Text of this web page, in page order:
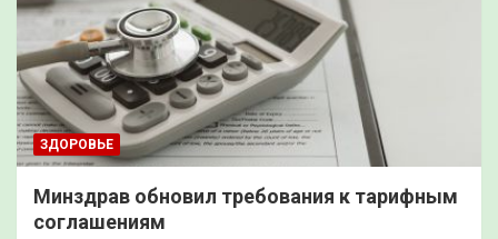
ЗДОРОВЬЕ
Минздрав обновил требования к тарифным
соглашениям